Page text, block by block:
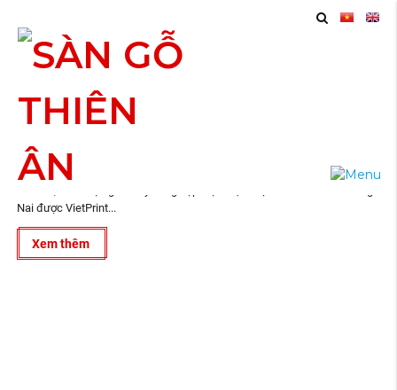
VietPrint – TOP 1 In Lịch Để Bàn Tại Biên Hòa Đồng Nai. Đơn vị chuyên
Nai được VietPrint...
Xem thêm
11
2024